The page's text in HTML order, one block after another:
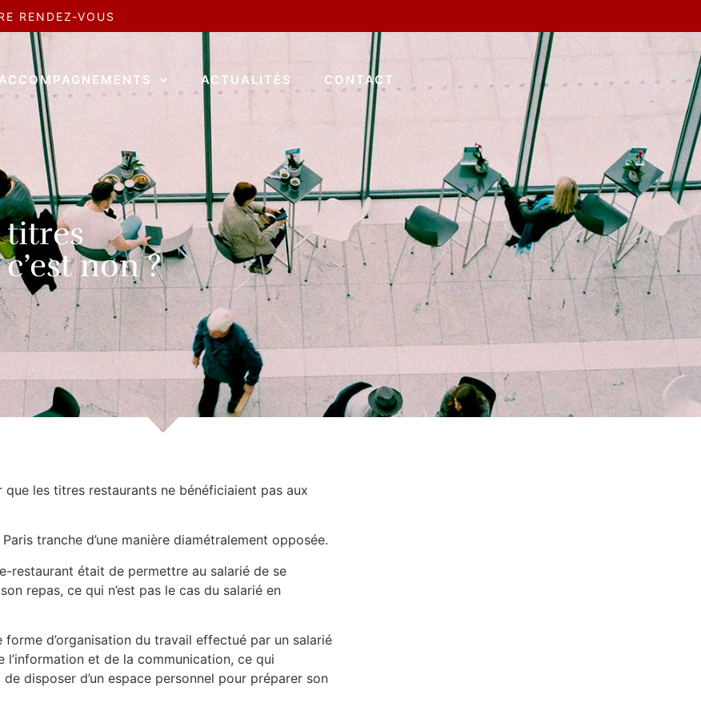
RENDEZ-VOUS
ACTUALITÉS CONTACT
titres
non ?
les titres restaurants ne bénéficiaient pas aux
tranche d’une manière diamétralement opposée.
restaurant était de permettre au salarié de se
repas, ce qui n’est pas le cas du salarié en
d’organisation du travail effectué par un salarié
l’information et de la communication, ce qui
disposer d’un espace personnel pour préparer son